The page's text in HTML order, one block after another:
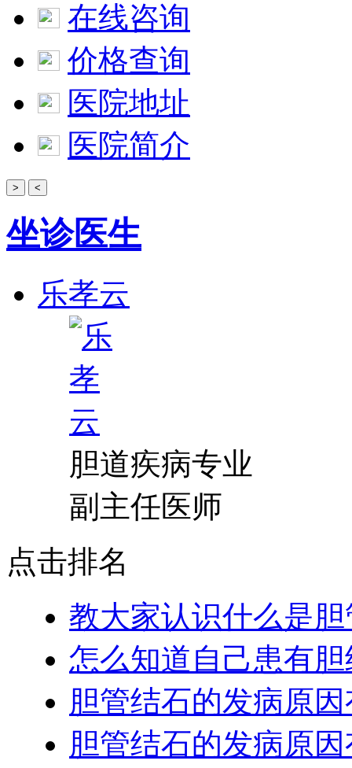
在线咨询
价格查询
医院地址
医院简介
> <
坐诊医生
乐孝云
胆道疾病专业
副主任医师
点击排名
教大家认识什么是
怎么知道自己患有
胆管结石的发病原
胆管结石的发病原